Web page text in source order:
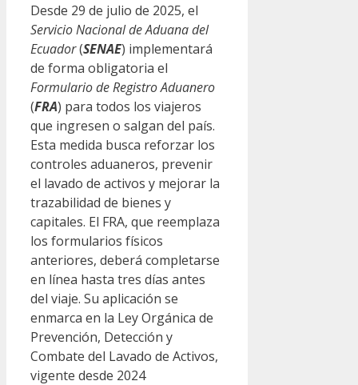
Desde 29 de julio de 2025, el
Servicio Nacional de Aduana del
Ecuador(SENAE) implementará
de forma obligatoria el
Formulario de Registro Aduanero
(FRA) para todos los viajeros
que ingresen o salgan del país.
Esta medida busca reforzar los
controles aduaneros, prevenir
el lavado de activos y mejorar la
trazabilidad de bienes y
capitales. El FRA, que reemplaza
los formularios físicos
anteriores, deberá completarse
en línea hasta tres días antes
del viaje. Su aplicación se
enmarca en la Ley Orgánica de
Prevención, Detección y
Combate del Lavado de Activos,
vigente desde 2024